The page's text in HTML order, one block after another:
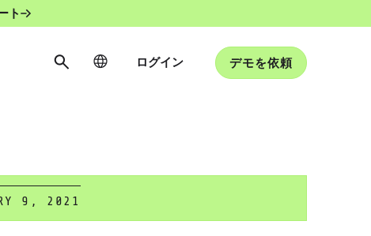
ト
ログイン デモを依頼
9, 2021